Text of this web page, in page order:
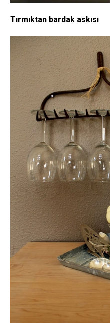
Tırmıktan bardak askısı